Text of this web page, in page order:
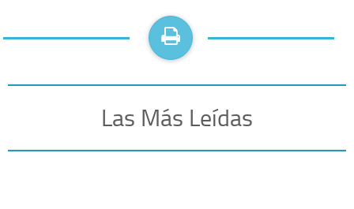
Las Más Leídas